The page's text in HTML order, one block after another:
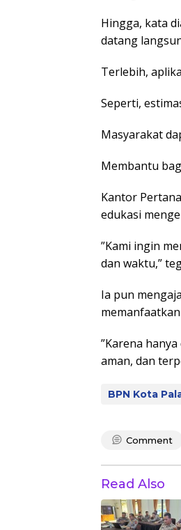
Hingga, kata
datang
Terlebih,
Seperti,
Masyarakat
Membantu
Kantor
edukasi
”Kami ingin
dan waktu,”
Ia pun
”Karena
aman, dan
BPN Kota
Comment
Read Also